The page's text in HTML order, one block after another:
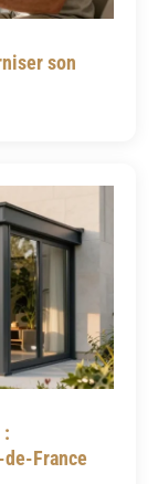
son
:
de-France